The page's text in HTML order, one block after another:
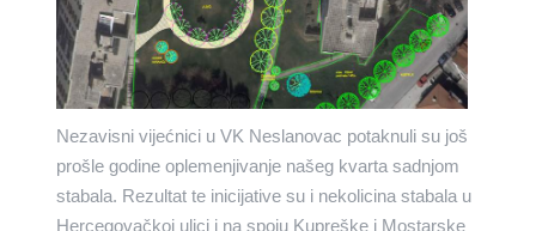
Nezavisni vijećnici u VK Neslanovac potaknuli su još
prošle godine oplemenjivanje našeg kvarta sadnjom
stabala. Rezultat te inicijative su i nekolicina stabala u
Hercegovačkoj ulici i na spoju Kupreške i Mostarske